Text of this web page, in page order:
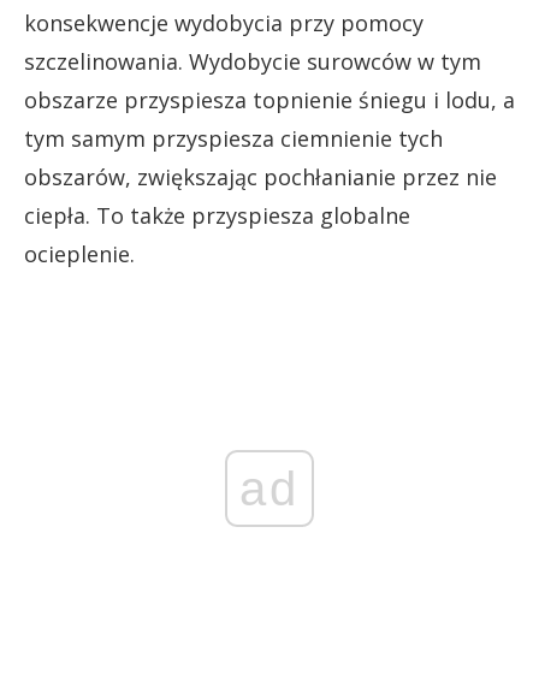
konsekwencje wydobycia przy pomocy
szczelinowania. Wydobycie surowców w tym
obszarze przyspiesza topnienie śniegu i lodu, a
tym samym przyspiesza ciemnienie tych
obszarów, zwiększając pochłanianie przez nie
ciepła. To także przyspiesza globalne
ocieplenie.
ad